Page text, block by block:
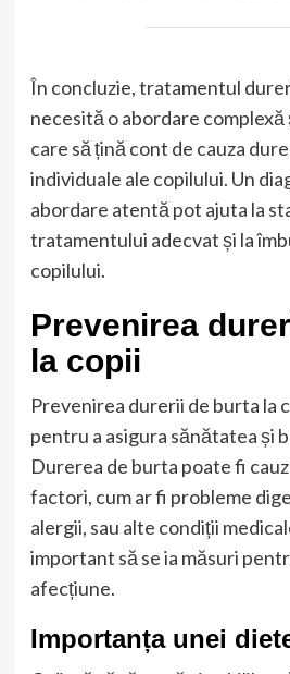
În concluzie, tratamentul
necesită o abordare
care să țină cont de cauza
individuale ale copilului. Un
abordare atentă pot ajuta la
tratamentului adecvat și la
copilului.
Prevenirea
la copii
Prevenirea durerii de burta la
pentru a asigura sănătatea și
Durerea de burta poate fi
factori, cum ar fi probleme
alergii, sau alte condiții
important să se ia măsuri
afecțiune.
Importanța unei